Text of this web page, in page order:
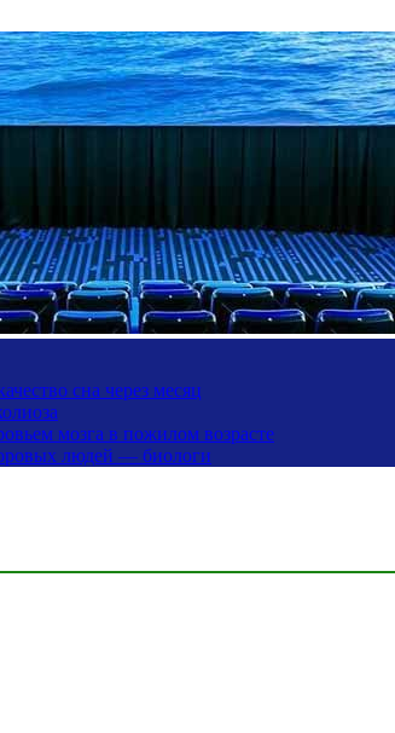
сна через месяц
мозга в пожилом возрасте
людей — биологи